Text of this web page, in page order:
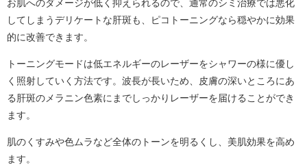
お肌へのダメージが低く抑えられるので、通常のシミ治療では悪化
してしまうデリケートな肝斑も、ピコトーニングなら穏やかに効果
的に改善できます。
トーニングモードは低エネルギーのレーザーをシャワーの様に優し
く照射していく方法です。波長が長いため、皮膚の深いところにあ
る肝斑のメラニン色素にまでしっかりレーザーを届けることができ
ます。
肌のくすみや色ムラなど全体のトーンを明るくし、美肌効果を高め
ます。